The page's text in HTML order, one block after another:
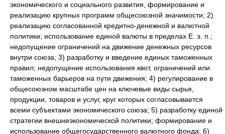
экономического и социального развития, формирование и
реализацию крупных программ общесоюзной значимости; 2)
реализацию согласованной кредитно-денежной и валютной
политики; использование единой валюты в пределах Е. э. п.;
недопущение ограничений на движение денежных ресурсов
внутри союза; 3) разработку и введение единых таможенных
правил; недопущение использования квот, ограничений или
таможенных барьеров на пути движения; 4) регулирование в
общесоюзном масштабе цен на ключевые виды сырья,
продукции, товаров и услуг, круг которых согласовывается
всеми субъектами экономического союза; 5) разработку единой
стратегии внешнеэкономической политики; формирование и
использование общегосударственного валютного фонда; 6)